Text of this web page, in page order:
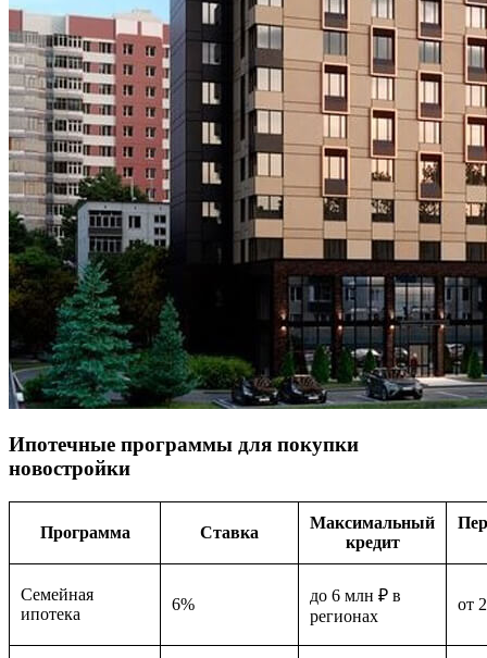
Ипотечные программы для покупки
новостройки
Программа Ставка
Максимальный
кредит
Семейная
ипотека
6%
до 6 млн ₽ в
регионах
от